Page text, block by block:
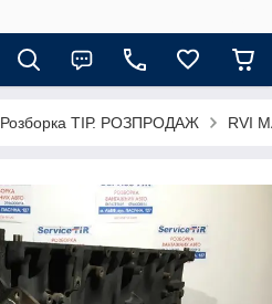
Розборка ТІР. РОЗПРОДАЖ RVI